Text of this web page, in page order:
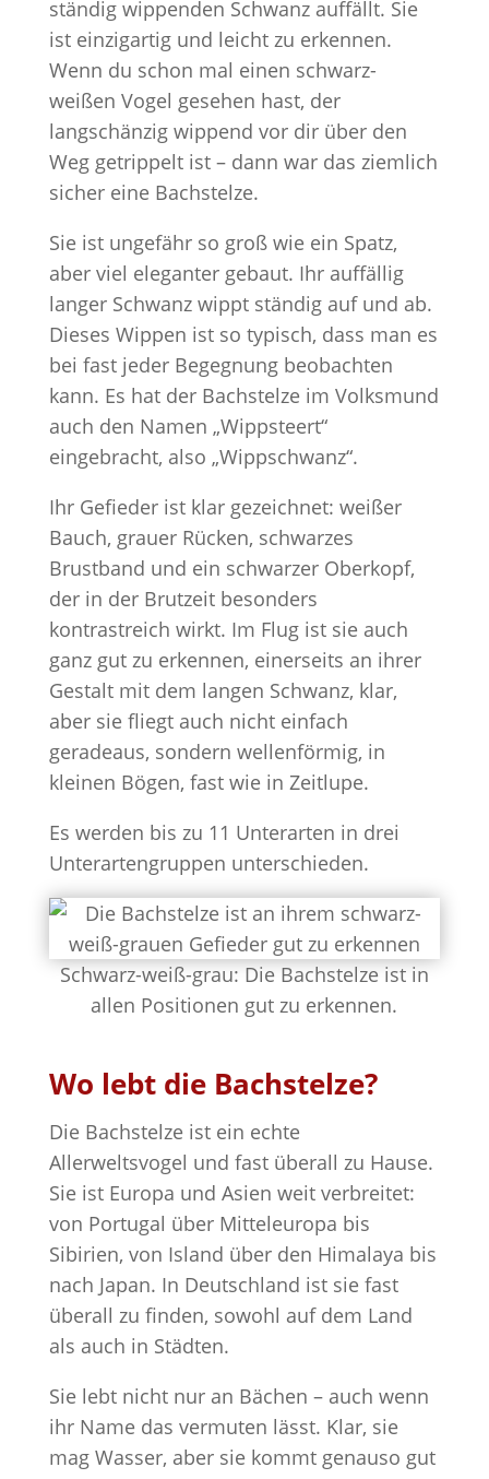
ständig wippenden Schwanz auffällt. Sie
ist einzigartig und leicht zu erkennen.
Wenn du schon mal einen schwarz-
weißen Vogel gesehen hast, der
langschänzig wippend vor dir über den
Weg getrippelt ist – dann war das ziemlich
sicher eine Bachstelze.
Sie ist ungefähr so groß wie ein Spatz,
aber viel eleganter gebaut. Ihr auffällig
langer Schwanz wippt ständig auf und ab.
Dieses Wippen ist so typisch, dass man es
bei fast jeder Begegnung beobachten
kann. Es hat der Bachstelze im Volksmund
auch den Namen „Wippsteert“
eingebracht, also „Wippschwanz“.
Ihr Gefieder ist klar gezeichnet: weißer
Bauch, grauer Rücken, schwarzes
Brustband und ein schwarzer Oberkopf,
der in der Brutzeit besonders
kontrastreich wirkt. Im Flug ist sie auch
ganz gut zu erkennen, einerseits an ihrer
Gestalt mit dem langen Schwanz, klar,
aber sie fliegt auch nicht einfach
geradeaus, sondern wellenförmig, in
kleinen Bögen, fast wie in Zeitlupe.
Es werden bis zu 11 Unterarten in drei
Unterartengruppen unterschieden.
Schwarz-weiß-grau: Die Bachstelze ist in
allen Positionen gut zu erkennen.
Wo lebt die Bachstelze?
Die Bachstelze ist ein echte
Allerweltsvogel und fast überall zu Hause.
Sie ist Europa und Asien weit verbreitet:
von Portugal über Mitteleuropa bis
Sibirien, von Island über den Himalaya bis
nach Japan. In Deutschland ist sie fast
überall zu finden, sowohl auf dem Land
als auch in Städten.
Sie lebt nicht nur an Bächen – auch wenn
ihr Name das vermuten lässt. Klar, sie
mag Wasser, aber sie kommt genauso gut